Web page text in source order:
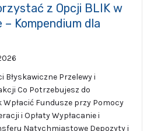
z Opcji BLIK w
– Kompendium dla
Błyskawiczne Przelewy i
Co Potrzebujesz do
Wpłacić Fundusze przy Pomocy
i Opłaty Wypłacanie i
Natychmiastowe Depozyty i